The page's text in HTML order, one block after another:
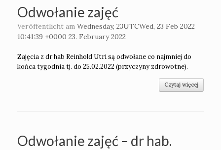
Odwołanie zajęć
Veröffentlicht am Wednesday, 23UTCWed, 23 Feb 2022
10:41:39 +0000 23. February 2022
Zajęcia z dr hab Reinhold Utri są odwołane co najmniej do
końca tygodnia tj. do 25.02.2022 (przyczyny zdrowotne).
Czytaj więcej
Odwołanie zajęć – dr hab.